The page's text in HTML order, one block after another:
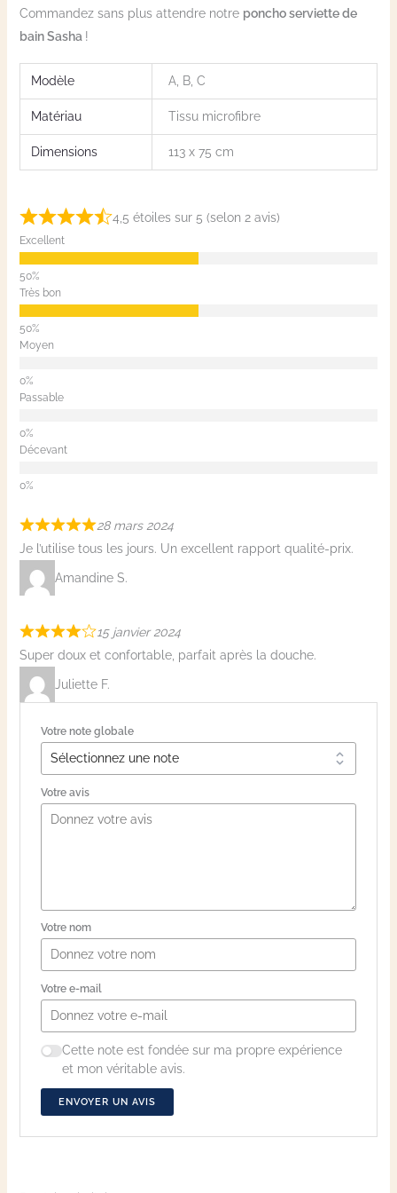
Commandez sans plus attendre notre poncho serviette de
bain Sasha !
Modèle A, B, C
Matériau Tissu microfibre
Dimensions 113 x 75 cm
4,5 étoiles sur 5 (selon 2 avis)
Excellent
Très bon
Moyen
Passable
Décevant
28 mars 2024
Je l’utilise tous les jours. Un excellent rapport qualité-prix.
Amandine S.
15 janvier 2024
Super doux et confortable, parfait après la douche.
Juliette F.
Votre note globale
Votre avis
Votre nom
Votre e-mail
Cette note est fondée sur ma propre expérience
et mon véritable avis.
ENVOYER UN AVIS